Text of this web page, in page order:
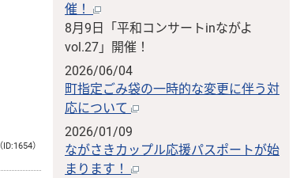
（ID:1654）
催！
8月9日「平和コンサートinながよ
vol.27」開催！
2026/06/04
町指定ごみ袋の一時的な変更に伴う対
応について
2026/01/09
ながさきカップル応援パスポートが始
まります！